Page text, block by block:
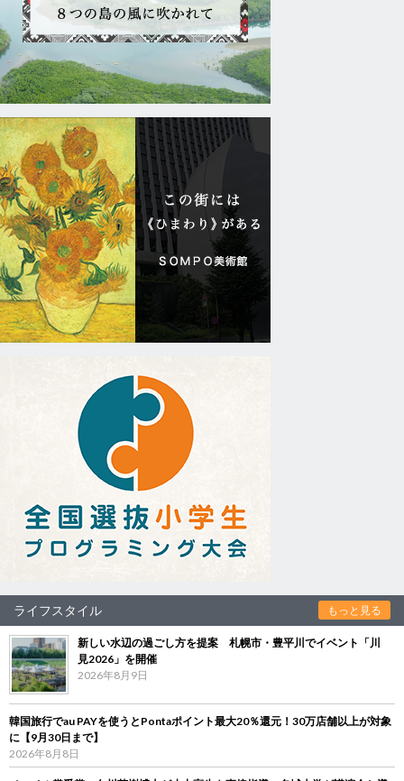
ライフスタイル もっと見る
新しい水辺の過ごし方を提案 札幌市・豊平川でイベント「川
見2026」を開催
2026年8月9日
韓国旅行でau PAYを使うとPontaポイント最大20％還元！30万店舗以上が対象
に【9月30日まで】
2026年8月8日